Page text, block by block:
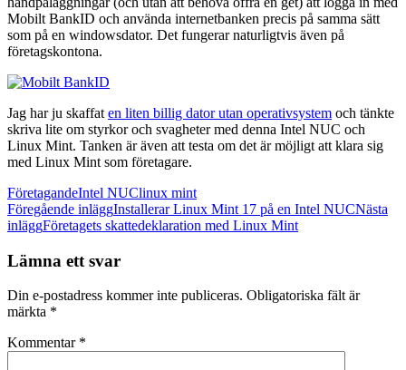
Mobilt BankID och använda internetbanken precis på samma sätt
som på en windowsdator. Det fungerar naturligtvis även på
företagskontona.
Jag har ju skaffat en liten billig dator utan operativsystem och tänkte
skriva lite om styrkor och svagheter med denna Intel NUC och
Linux Mint. Tanken är även att testa om det är möjligt att klara sig
med Linux Mint som företagare.
FöretagandeIntel NUClinux mint
Inläggsnavigering
Föregående inläggInstallerar Linux Mint 17 på en Intel NUCNästa
inläggFöretagets skattedeklaration med Linux Mint
Lämna ett svar
Din e-postadress kommer inte publiceras. Obligatoriska fält är
märkta *
Kommentar *